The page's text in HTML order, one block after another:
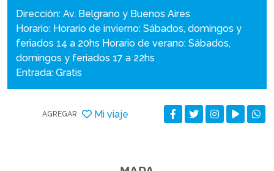
Dirección: Av. Belgrano y Buenos Aires
Horario: Horario de invierno: Sábados, domingos y
feriados 14 a 20hs Horario de verano: Sábados,
domingos y feriados 17 a 22hs
Entrada: Gratis
AGREGAR Mi viaje